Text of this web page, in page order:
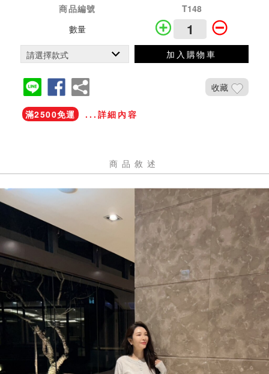
商品編號
T148
數量
加入購物車
收藏
滿2500免運 ...詳細內容
商品敘述